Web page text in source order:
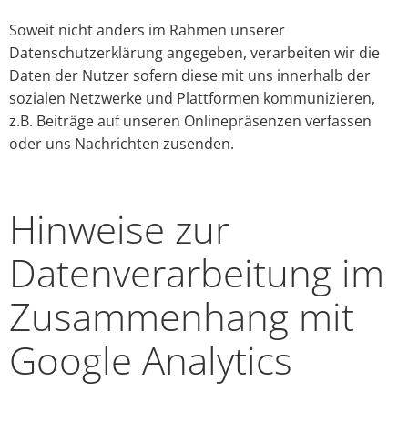
Soweit nicht anders im Rahmen unserer
Datenschutzerklärung angegeben, verarbeiten wir die
Daten der Nutzer sofern diese mit uns innerhalb der
sozialen Netzwerke und Plattformen kommunizieren,
z.B. Beiträge auf unseren Onlinepräsenzen verfassen
oder uns Nachrichten zusenden.
Hinweise zur
Datenverarbeitung im
Zusammenhang mit
Google Analytics